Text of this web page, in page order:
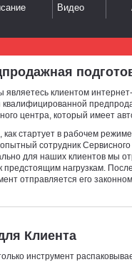
являетесь клиентом
квалифицированной
центра, который имеет
как стартует в рабочем
сотрудник
для наших клиентов мы
предстоящим нагрузкам.
отправляется его
Клиента
инструмент
Видео